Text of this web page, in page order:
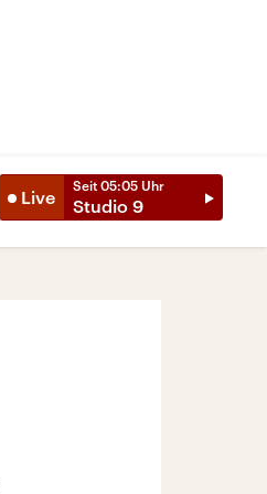
Live
Seit 05:05 Uhr
Studio 9